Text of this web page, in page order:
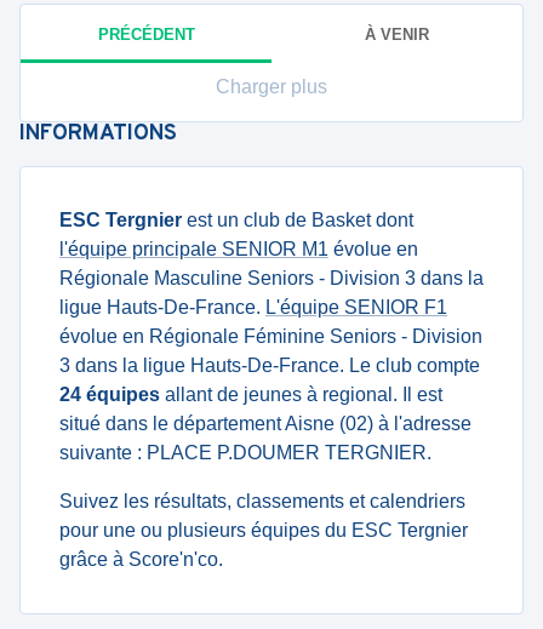
PRÉCÉDENT À VENIR
Charger plus
INFORMATIONS
ESC Tergnier est un club de Basket dont
l'équipe principale SENIOR M1 évolue en
Régionale Masculine Seniors - Division 3 dans la
ligue Hauts-De-France. L'équipe SENIOR F1
évolue en Régionale Féminine Seniors - Division
3 dans la ligue Hauts-De-France. Le club compte
24 équipes allant de jeunes à regional. Il est
situé dans le département Aisne (02) à l'adresse
suivante : PLACE P.DOUMER TERGNIER.
Suivez les résultats, classements et calendriers
pour une ou plusieurs équipes du ESC Tergnier
grâce à Score'n'co.